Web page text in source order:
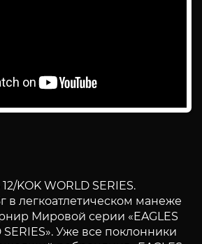
12/KOK WORLD SERIES.
в легкоатлетическом манеже
Мировой серии «EAGLES
SERIES». Уже все поклонники